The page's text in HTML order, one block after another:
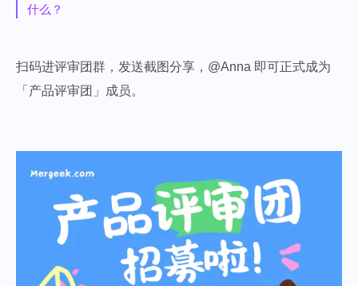
什么？
扫码进评审团群，发送截图分享，@Anna 即可正式成为
「产品评审团」成员。